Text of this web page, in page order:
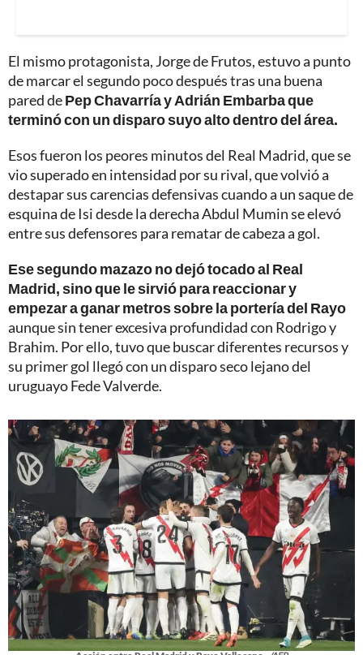
El mismo protagonista, Jorge de Frutos, estuvo a punto
de marcar el segundo poco después tras una buena
pared dePep Chavarría y Adrián Embarba que
terminó con un disparo suyo alto dentro del área.
Esos fueron los peores minutos del Real Madrid, que se
vio superado en intensidad por su rival, que volvió a
destapar sus carencias defensivas cuando a un saque de
esquina de Isi desde la derecha Abdul Mumin se elevó
entre sus defensores para rematar de cabeza a gol.
Ese segundo mazazo no dejó tocado al Real
Madrid, sino que le sirvió para reaccionar y
empezar a ganar metros sobre la portería del Rayo
aunque sin tener excesiva profundidad con Rodrigo y
Brahim. Por ello, tuvo que buscar diferentes recursos y
su primer gol llegó con un disparo seco lejano del
uruguayo Fede Valverde.